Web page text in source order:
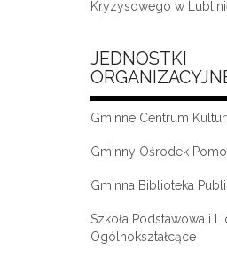
Kryzysowego w
JEDNOSTKI
Gminne Centrum
Gminny Ośrodek
„Moda na seniora
Gminna Biblioteka
Szkoła Podstawowa i
Ogólnokształcące